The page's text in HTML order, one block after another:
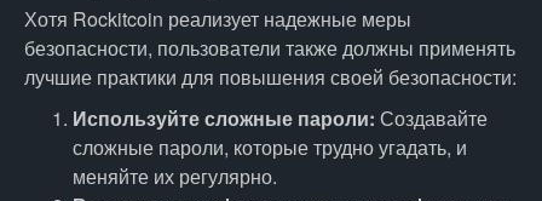
Хотя Rockitcoin реализует надежные меры
безопасности, пользователи также должны применять
лучшие практики для повышения своей безопасности:
Используйте сложные пароли: Создавайте
сложные пароли, которые трудно угадать, и
меняйте их регулярно.